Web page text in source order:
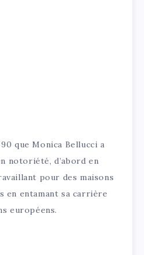
que Monica Bellucci a
notoriété, d’abord en
pour des maisons
en entamant sa carrière
européens.